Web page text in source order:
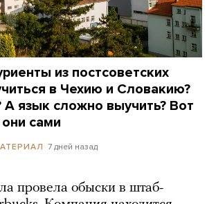
из постсоветских
в Чехию и Словакию?
А язык сложно выучить? Вот
сами
7 дней назад
провела обыски в штаб-